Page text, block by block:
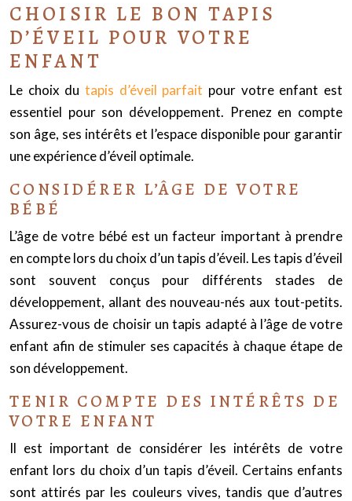
CHOISIR LE BON TAPIS
D’ÉVEIL POUR VOTRE
ENFANT
Le choix du tapis d’éveil parfait pour votre enfant est
essentiel pour son développement. Prenez en compte
son âge, ses intérêts et l’espace disponible pour garantir
une expérience d’éveil optimale.
CONSIDÉRER L’ÂGE DE VOTRE
BÉBÉ
L’âge de votre bébé est un facteur important à prendre
en compte lors du choix d’un tapis d’éveil. Les tapis d’éveil
sont souvent conçus pour différents stades de
développement, allant des nouveau-nés aux tout-petits.
Assurez-vous de choisir un tapis adapté à l’âge de votre
enfant afin de stimuler ses capacités à chaque étape de
son développement.
TENIR COMPTE DES INTÉRÊTS DE
VOTRE ENFANT
Il est important de considérer les intérêts de votre
enfant lors du choix d’un tapis d’éveil. Certains enfants
sont attirés par les couleurs vives, tandis que d’autres